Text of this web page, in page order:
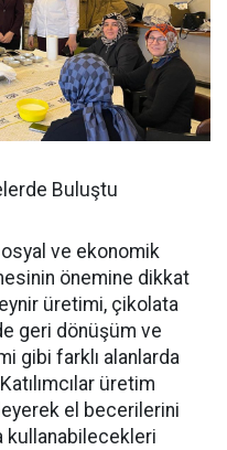
Buluştu
ve ekonomik
önemine dikkat
üretimi, çikolata
geri dönüşüm ve
gibi farklı alanlarda
üretim
el becerilerini
kullanabilecekleri